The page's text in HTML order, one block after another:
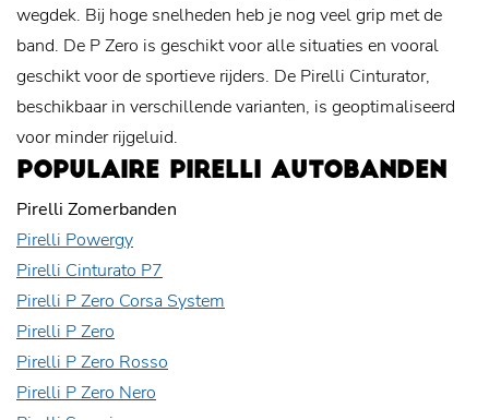
wegdek. Bij hoge snelheden heb je nog veel grip met de
band. De P Zero is geschikt voor alle situaties en vooral
geschikt voor de sportieve rijders. De Pirelli Cinturator,
beschikbaar in verschillende varianten, is geoptimaliseerd
voor minder rijgeluid.
POPULAIRE PIRELLI AUTOBANDEN
Pirelli Zomerbanden
Pirelli Powergy
Pirelli Cinturato P7
Pirelli P Zero Corsa System
Pirelli P Zero
Pirelli P Zero Rosso
Pirelli P Zero Nero